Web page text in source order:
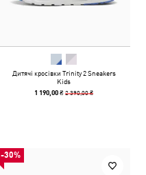
Дитячі кросівки Trinity 2 Sneakers
Kids
1 190,00 ₴2 390,00 ₴
-30%